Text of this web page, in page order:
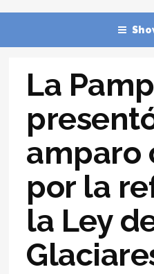
La
amparo
por la
la Ley